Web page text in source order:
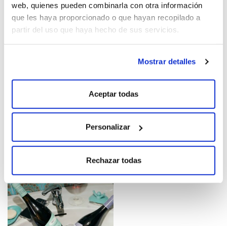
web, quienes pueden combinarla con otra información
que les haya proporcionado o que hayan recopilado a
partir del uso que haya hecho de sus servicios.
Mostrar detalles
Aceptar todas
Personalizar
Rechazar todas